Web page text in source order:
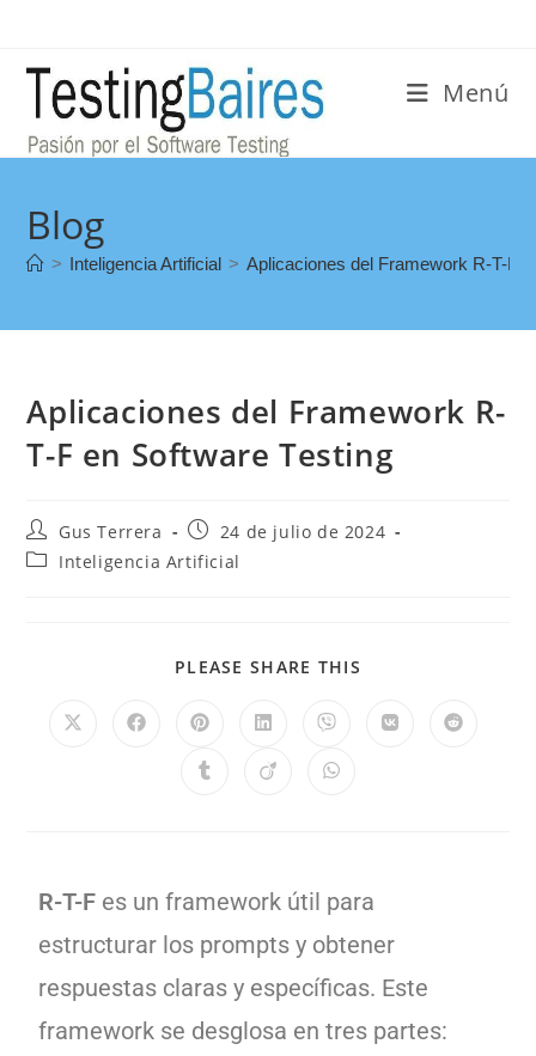
Menú
Blog
> Inteligencia Artificial > Aplicaciones del Framework R-T-F
Aplicaciones del Framework R-
T-F en Software Testing
Gus Terrera
24 de julio de 2024
Inteligencia Artificial
PLEASE SHARE THIS
R-T-F es un framework útil para
estructurar los prompts y obtener
respuestas claras y específicas. Este
framework se desglosa en tres partes: